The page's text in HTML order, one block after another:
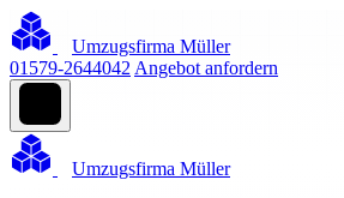
Umzugsfirma Müller
01579-2644042 Angebot anfordern
Umzugsfirma Müller